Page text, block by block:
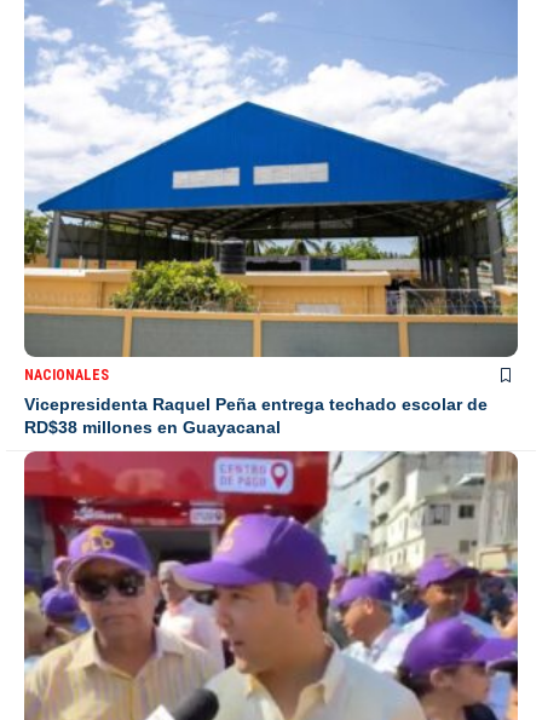
NACIONALES
Vicepresidenta Raquel Peña entrega techado escolar de
RD$38 millones en Guayacanal